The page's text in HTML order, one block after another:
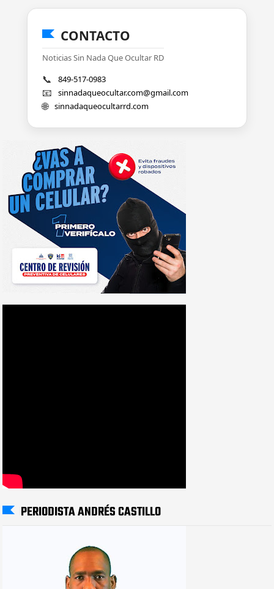
CONTACTO
Noticias Sin Nada Que Ocultar RD
📞 849-517-0983
📧 sinnadaqueocultar.com@gmail.com
🌐 sinnadaqueocultarrd.com
PERIODISTA ANDRÉS CASTILLO